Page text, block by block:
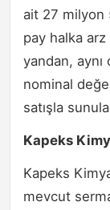
ait 27 milyon
pay halka
yandan,
nominal
satışla
Kapeks
Kapeks
mevcut